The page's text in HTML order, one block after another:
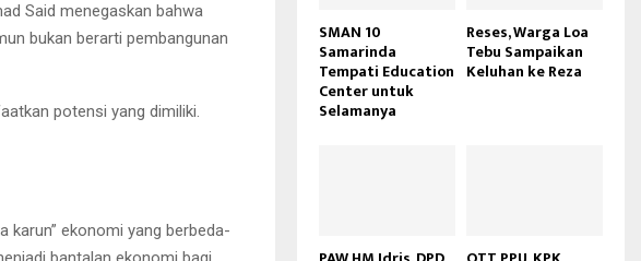
Said menegaskan bahwa
bukan berarti pembangunan
potensi yang dimiliki.
karun” ekonomi yang berbeda-
SMAN 10
Samarinda
Tempati Education
Center untuk
Selamanya
Reses, Warga Loa
Tebu Sampaikan
Keluhan ke Reza